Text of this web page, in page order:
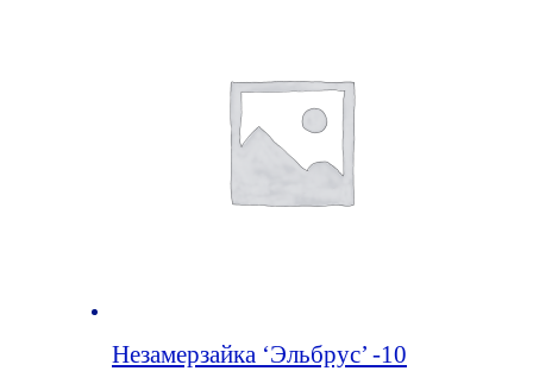
Незамерзайка ‘Эльбрус’ -10